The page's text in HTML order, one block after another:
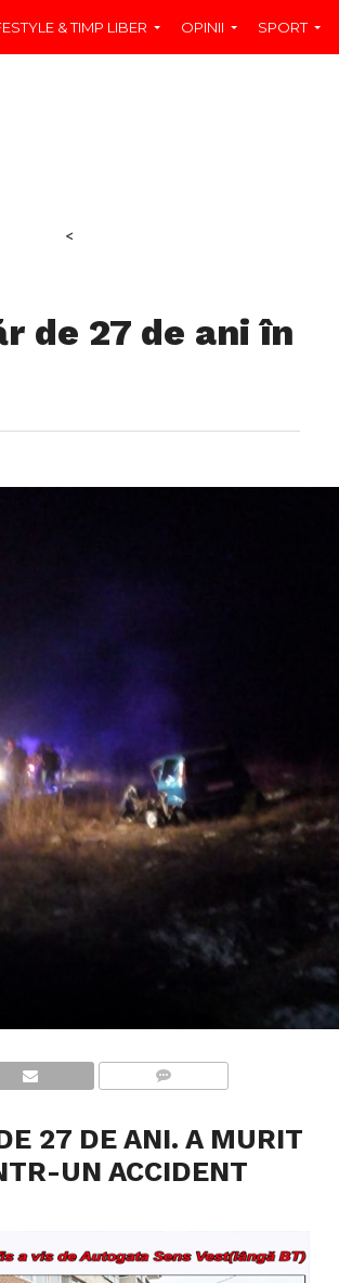
& TIMP LIBER OPINII SPORT
<
de 27 de ani în
27 DE ANI. A MURIT
UN ACCIDENT